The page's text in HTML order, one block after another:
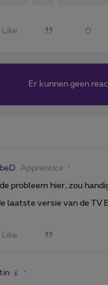
Like
Er kunnen geen
Apprentice
probleem hier, zou
laatste versie van de TV
Like